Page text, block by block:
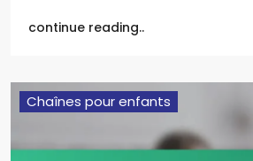
continue reading..
Chaînes pour enfants